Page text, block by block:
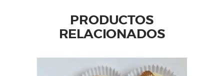
PRODUCTOS
RELACIONADOS